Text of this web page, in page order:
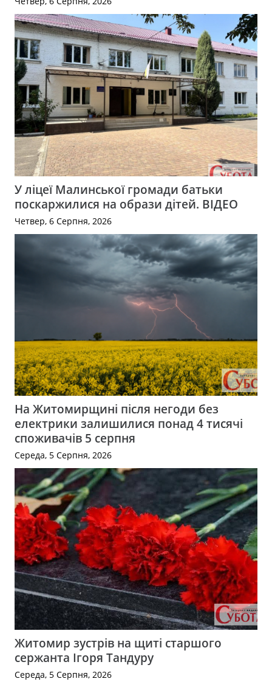
У ліцеї Малинської громади батьки
поскаржилися на образи дітей. ВІДЕО
Четвер, 6 Серпня, 2026
На Житомирщині після негоди без
електрики залишилися понад 4 тисячі
споживачів 5 серпня
Середа, 5 Серпня, 2026
Житомир зустрів на щиті старшого
сержанта Ігоря Тандуру
Середа, 5 Серпня, 2026